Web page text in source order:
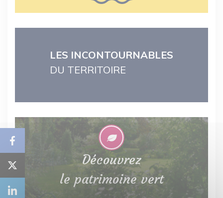
LES INCONTOURNABLES
DU TERRITOIRE
Découvrez
le patrimoine vert